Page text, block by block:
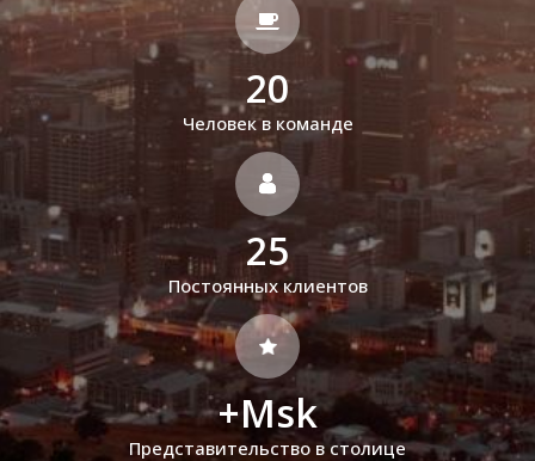
20
Человек в команде
25
Постоянных клиентов
+Msk
Представительство в столице